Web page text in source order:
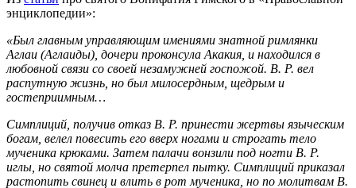
энциклопедии»:
«Был главным управляющим имениями знатной римлянки
Аглаи (Аглаиды), дочери проконсула Акакия, и находился в
любовной связи со своей незамужней госпожой. В. Р. вел
распутную жизнь, но был милосердным, щедрым и
гостеприимным…
Симплиций, получив отказ В. Р. принести жертвы языческим
богам, велел повесить его вверх ногами и строгать тело
мученика крюками. Затем палачи вонзили под ногти В. Р.
иглы, но святой молча претерпел пытку. Симплиций приказал
растопить свинец и влить в рот мученика, но по молитвам В.